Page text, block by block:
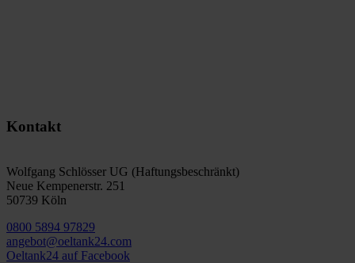
Kontakt
Wolfgang Schlösser UG (Haftungsbeschränkt)
Neue Kempenerstr. 251
50739 Köln
0800 5894 97829
angebot@oeltank24.com
Oeltank24 auf Facebook